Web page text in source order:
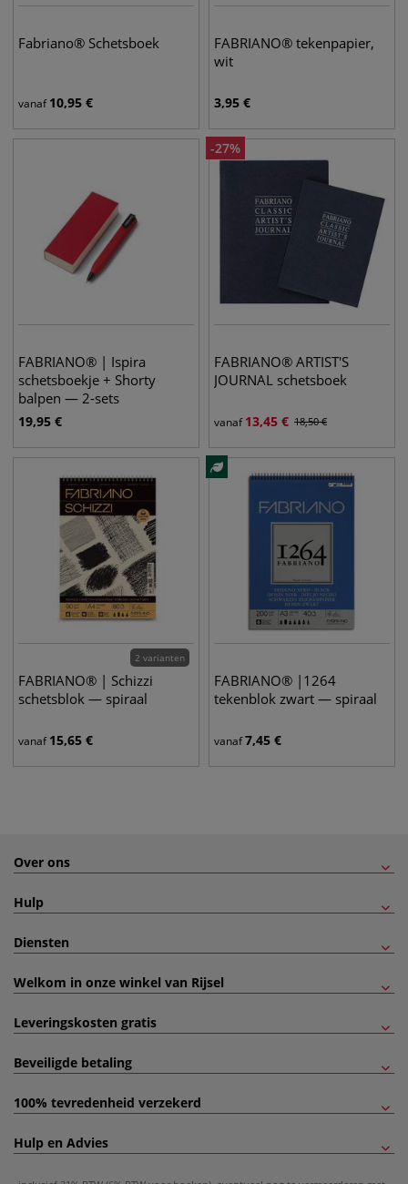
Fabriano® Schetsboek
vanaf 10,95 €
FABRIANO® tekenpapier,
wit
3,95 €
FABRIANO® | Ispira
schetsboekje + Shorty
balpen — 2-sets
19,95 €
-27%
FABRIANO® ARTIST'S
JOURNAL schetsboek
vanaf 13,45 € 18,50€
2 varianten
FABRIANO® | Schizzi
schetsblok — spiraal
vanaf 15,65 €
FABRIANO® |1264
tekenblok zwart — spiraal
vanaf7,45 €
Over ons
Hulp
Diensten
Welkom in onze winkel van Rijsel
Leveringskosten gratis
Beveiligde betaling
100% tevredenheid verzekerd
Hulp en Advies